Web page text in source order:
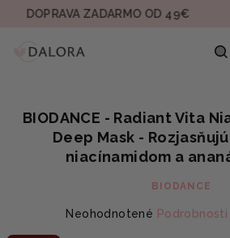
Prejsť
ZADARMO OD 49€
BIODANCE - Radiant Vita
Deep Mask -
niacínamidom a
BIODANCE
Priemerné
Neohodnotené